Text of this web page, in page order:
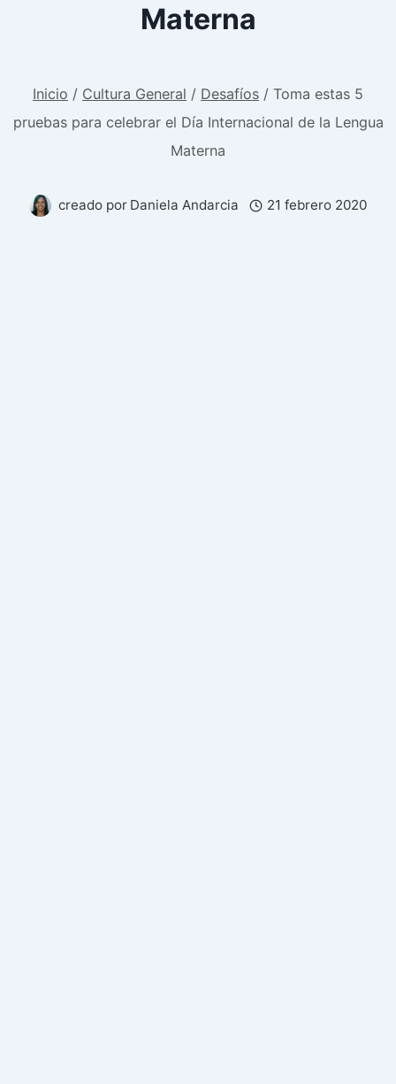
Materna
Inicio / Cultura General / Desafíos / Toma estas 5
pruebas para celebrar el Día Internacional de la Lengua
Materna
creado por Daniela Andarcia 21 febrero 2020